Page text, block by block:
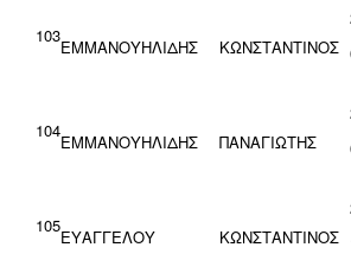
103
ΕΜΜΑΝΟΥΗΛΙΔΗΣ ΚΩΝΣΤΑΝΤΙΝΟΣ
104
ΕΜΜΑΝΟΥΗΛΙΔΗΣ ΠΑΝΑΓΙΩΤΗΣ
105
ΕΥΑΓΓΕΛΟΥ ΚΩΝΣΤΑΝΤΙΝΟΣ